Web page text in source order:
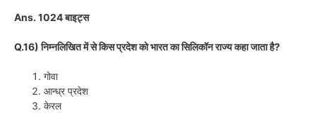
Ans. 1024 बाइट्स
Q.16) निम्नलिखित में से किस प्रदेश को भारत का सिलिकॉन राज्य कहा जाता है?
गोवा
आन्ध्र प्रदेश
केरल